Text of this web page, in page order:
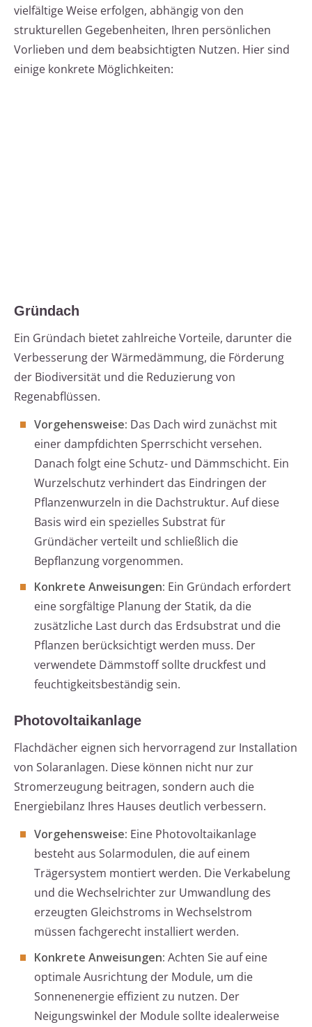
vielfältige Weise erfolgen, abhängig von den
strukturellen Gegebenheiten, Ihren persönlichen
Vorlieben und dem beabsichtigten Nutzen. Hier sind
einige konkrete Möglichkeiten:
Gründach
Ein Gründach bietet zahlreiche Vorteile, darunter die
Verbesserung der Wärmedämmung, die Förderung
der Biodiversität und die Reduzierung von
Regenabflüssen.
Vorgehensweise: Das Dach wird zunächst mit
einer dampfdichten Sperrschicht versehen.
Danach folgt eine Schutz- und Dämmschicht. Ein
Wurzelschutz verhindert das Eindringen der
Pflanzenwurzeln in die Dachstruktur. Auf diese
Basis wird ein spezielles Substrat für
Gründächer verteilt und schließlich die
Bepflanzung vorgenommen.
Konkrete Anweisungen: Ein Gründach erfordert
eine sorgfältige Planung der Statik, da die
zusätzliche Last durch das Erdsubstrat und die
Pflanzen berücksichtigt werden muss. Der
verwendete Dämmstoff sollte druckfest und
feuchtigkeitsbeständig sein.
Photovoltaikanlage
Flachdächer eignen sich hervorragend zur Installation
von Solaranlagen. Diese können nicht nur zur
Stromerzeugung beitragen, sondern auch die
Energiebilanz Ihres Hauses deutlich verbessern.
Vorgehensweise: Eine Photovoltaikanlage
besteht aus Solarmodulen, die auf einem
Trägersystem montiert werden. Die Verkabelung
und die Wechselrichter zur Umwandlung des
erzeugten Gleichstroms in Wechselstrom
müssen fachgerecht installiert werden.
Konkrete Anweisungen: Achten Sie auf eine
optimale Ausrichtung der Module, um die
Sonnenenergie effizient zu nutzen. Der
Neigungswinkel der Module sollte idealerweise